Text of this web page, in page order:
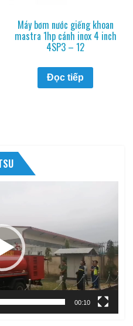
Máy bơm nước giếng khoan
mastra 1hp cánh inox 4 inch
4SP3 – 12
Đọc tiếp
00:10